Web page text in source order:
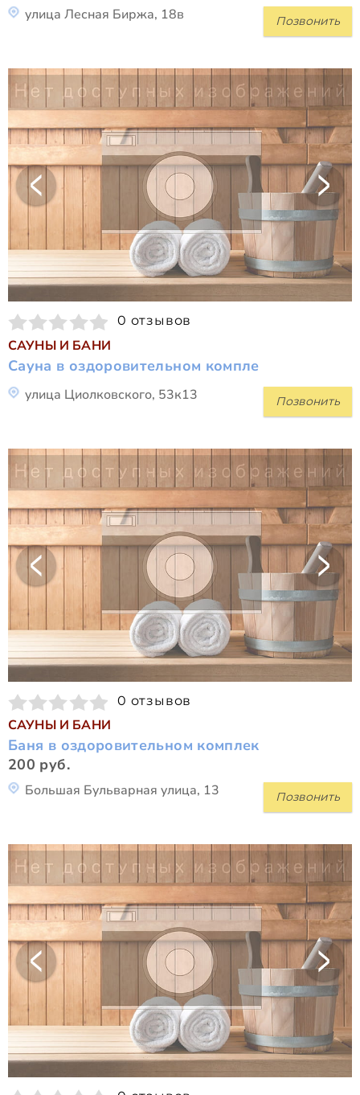
Позвонить
улица Лесная Биржа, 18в
0 отзывов
САУНЫ И БАНИ
Сауна в оздоровительном компле
Позвонить
улица Циолковского, 53к13
0 отзывов
САУНЫ И БАНИ
Баня в оздоровительном комплек
200 руб.
Позвонить
Большая Бульварная улица, 13